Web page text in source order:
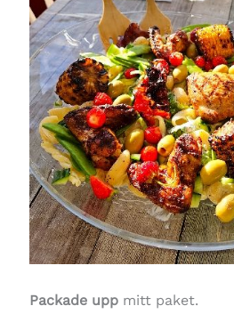
Packade upp mitt paket.